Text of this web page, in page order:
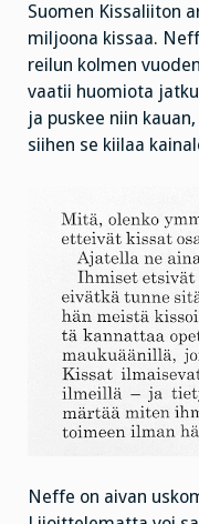
Suomen Kissaliiton
miljoona kissaa.
reilun kolmen
vaatii huomiota
ja puskee niin
siihen se kiilaa
Neffe on aivan